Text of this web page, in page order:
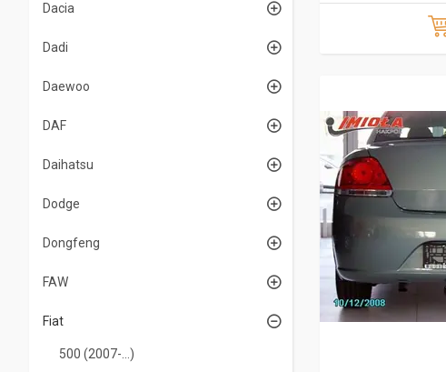
Dacia
Dadi
Daewoo
DAF
Daihatsu
Dodge
Dongfeng
FAW
Fiat
500 (2007-...)